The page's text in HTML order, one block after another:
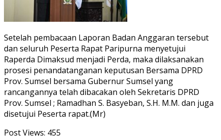
Setelah pembacaan Laporan Badan Anggaran tersebut
dan seluruh Peserta Rapat Paripurna menyetujui
Raperda Dimaksud menjadi Perda, maka dilaksanakan
prosesi penandatanganan keputusan Bersama DPRD
Prov. Sumsel bersama Gubernur Sumsel yang
rancangannya telah dibacakan oleh Sekretaris DPRD
Prov. Sumsel ; Ramadhan S. Basyeban, S.H. M.M. dan juga
disetujui Peserta rapat.(Mr)
Post Views: 455